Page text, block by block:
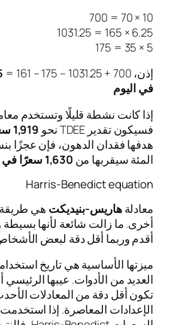
10 × 70 = 700
6.25 × 165 = 1031.25
5 × 35 = 175
إذن، 700 + 1031.25 – 175 – 161 =
في اليوم
فسيكون تقدير TDEE نحو
1,919 سعرًا
المئة سيقربها من 1,630 سعرًا في اليوم
Harris-Benedict equation
معادلةهاريس‑بنيديكت هي طريقة
أخرى. ما زالت شائعة لأنها بسيطة
أقدم وربما أقل دقة لبعض
ميزتها الأساسية هي تاريخ
العديد من الأدوات. عيبها الرئيسي
تكون أقل دقة من المعادلات
الإعدادات المعاصرة. إذا